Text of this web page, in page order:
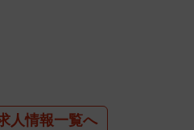
人情報一覧へ